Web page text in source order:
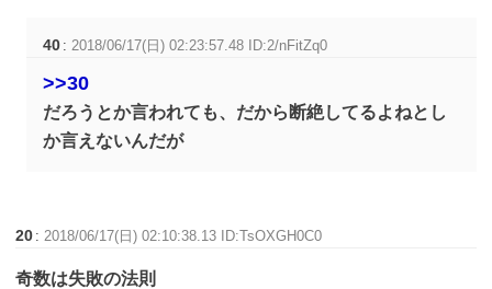
40 : 2018/06/17(日) 02:23:57.48 ID:2/nFitZq0
>>30
だろうとか言われても、だから断絶してるよねとし
か言えないんだが
20 : 2018/06/17(日) 02:10:38.13 ID:TsOXGH0C0
奇数は失敗の法則